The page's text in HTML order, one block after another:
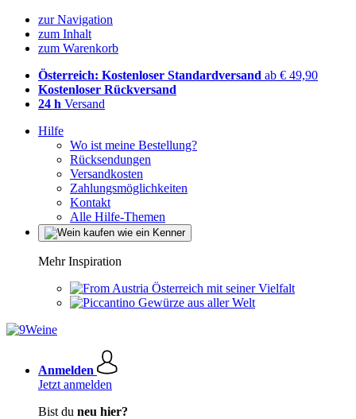
zur Navigation
zum Inhalt
zum Warenkorb
Österreich: Kostenloser Standardversand ab € 49,90
Kostenloser Rückversand
24 h Versand
Hilfe
Wo ist meine Bestellung?
Rücksendungen
Versandkosten
Zahlungsmöglichkeiten
Kontakt
Alle Hilfe-Themen
Mehr Inspiration
Österreich mit seiner Vielfalt
Gewürze aus aller Welt
Anmelden
Jetzt anmelden
Bist du neu hier?